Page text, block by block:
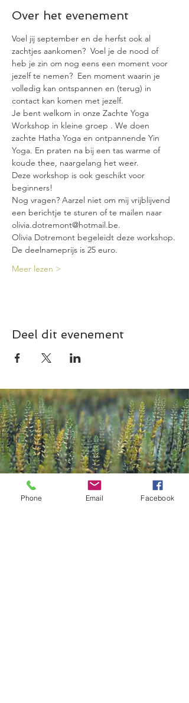
Over het evenement
Voel jij september en de herfst ook al
zachtjes aankomen?  Voel je de nood of
heb je zin om nog eens een moment voor
jezelf te nemen?  Een moment waarin je
volledig kan ontspannen en (terug) in
contact kan komen met jezelf.
Je bent welkom in onze Zachte Yoga
Workshop in kleine groep . We doen
zachte Hatha Yoga en ontpannende Yin
Yoga. En praten na bij een tas warme of
koude thee, naargelang het weer.
Deze workshop is ook geschikt voor
beginners!
Nog vragen? Aarzel niet om mij vrijblijvend
een berichtje te sturen of te mailen naar
olivia.dotremont@hotmail.be.
Olivia Dotremont begeleidt deze workshop.
De deelnameprijs is 25 euro.
Meer lezen >
Deel dit evenement
Phone Email Facebook